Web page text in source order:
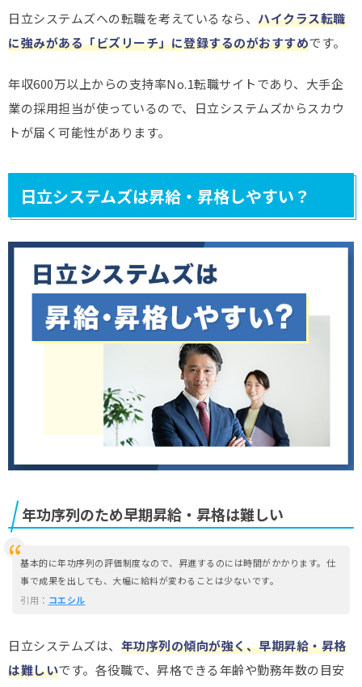
日立システムズへの転職を考えているなら、 ハイクラス転職
に強みがある「ビズリーチ」に登録するのがおすすめです。
年収600万以上からの支持率No.1転職サイトであり、大手企
業の採用担当が使っているので、日立システムズからスカウ
トが届く可能性があります。
日立システムズは昇給・昇格しやすい？
年功序列のため早期昇給・昇格は難しい
基本的に年功序列の評価制度なので、昇進するのには時間がかかります。仕
事で成果を出しても、大幅に給料が変わることは少ないです。
引用： コエシル
日立システムズは、 年功序列の傾向が強く、早期昇給・昇格
は難しいです。各役職で、昇格できる年齢や勤務年数の目安